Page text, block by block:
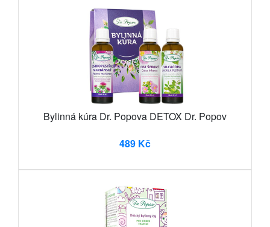
Bylinná kúra Dr. Popova DETOX Dr. Popov
489 Kč